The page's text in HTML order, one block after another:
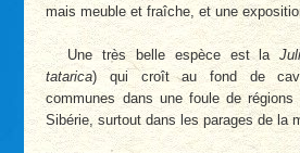
mais meuble et fraîche, et une
Une très belle espèce est la
tatarica) qui croît au fond de
communes dans une foule de
Sibérie, surtout dans les parages de la